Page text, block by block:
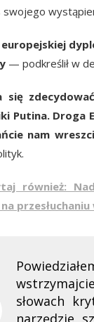
swojego
europejskiej
— podkreślił w
się
Putina. Droga
nam
również:
przesłuchaniu
wstrzymajcie
słowach
narzędzie